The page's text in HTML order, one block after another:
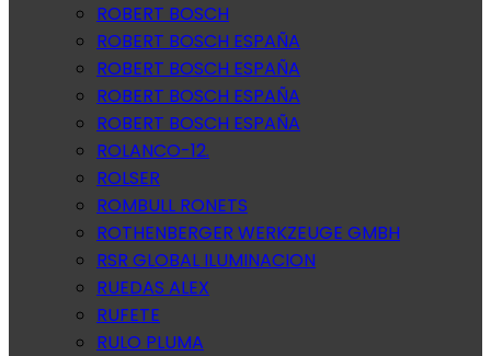
ROBERT BOSCH
ROBERT BOSCH ESPAÑA
ROBERT BOSCH ESPAÑA
ROBERT BOSCH ESPAÑA
ROBERT BOSCH ESPAÑA
ROLANCO-12.
ROLSER
ROMBULL RONETS
ROTHENBERGER WERKZEUGE GMBH
RSR GLOBAL ILUMINACION
RUEDAS ALEX
RUFETE
RULO PLUMA